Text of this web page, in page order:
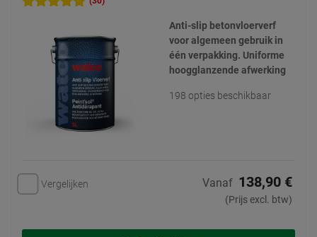
Anti-slip betonvloerverf
voor algemeen gebruik in
één verpakking. Uniforme
hoogglanzende afwerking
198 opties beschikbaar
Vergelijken Vanaf 138,90 €
(Prijs excl. btw)